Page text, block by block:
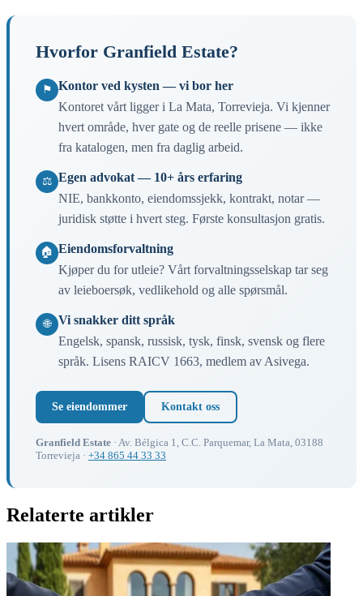
Hvorfor Granfield Estate?
⚑ Kontor ved kysten — vi bor her
Kontoret vårt ligger i La Mata, Torrevieja. Vi kjenner
hvert område, hver gate og de reelle prisene — ikke
fra katalogen, men fra daglig arbeid.
⚖ Egen advokat — 10+ års erfaring
NIE, bankkonto, eiendomssjekk, kontrakt, notar —
juridisk støtte i hvert steg. Første konsultasjon gratis.
🏠 Eiendomsforvaltning
Kjøper du for utleie? Vårt forvaltningsselskap tar seg
av leieboersøk, vedlikehold og alle spørsmål.
🌐
Vi snakker ditt språk
Engelsk, spansk, russisk, tysk, finsk, svensk og flere
språk. Lisens RAICV 1663, medlem av Asivega.
Se eiendommer Kontakt oss
Granfield Estate · Av. Bélgica 1, C.C. Parquemar, La Mata, 03188
Torrevieja · +34 865 44 33 33
Relaterte artikler